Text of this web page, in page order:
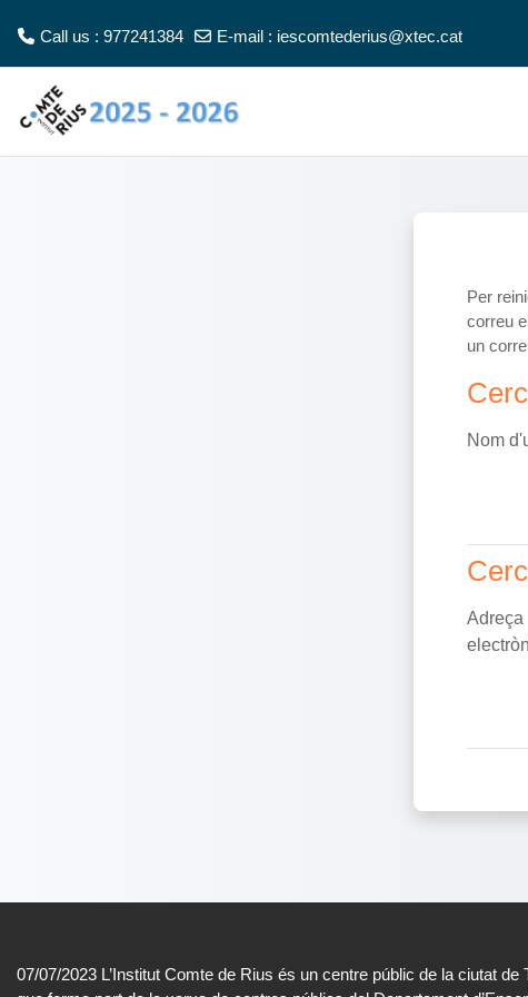
Call us : 977241384
E-mail : iescomtederius@xtec.cat
Per
correu
un
Cerca
Nom
Cerca
Adreça
07/07/2023 L’Institut Comte de Rius és un centre públic de la ciutat de